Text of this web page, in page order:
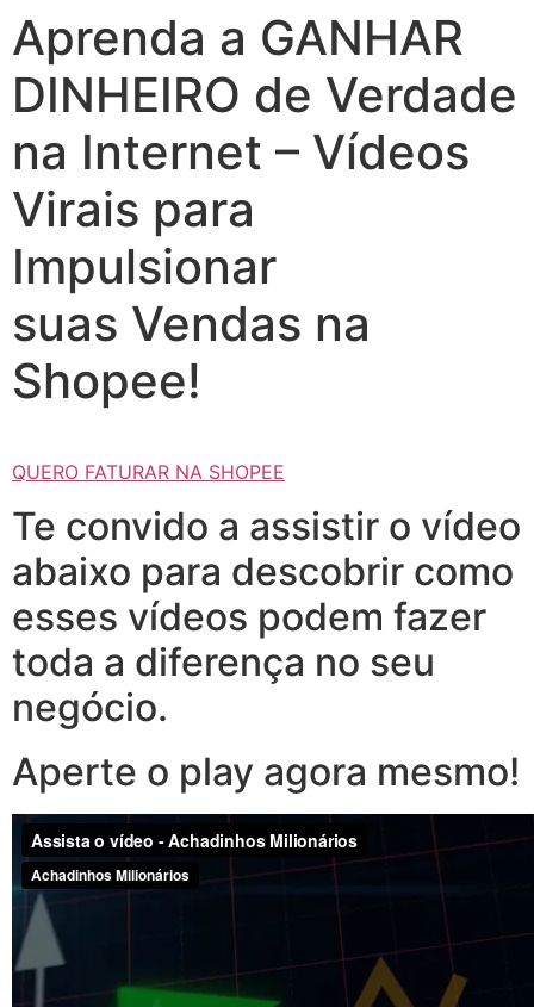
Aprenda a GANHAR
DINHEIRO de Verdade
na Internet – Vídeos
Virais para
Impulsionar
suas Vendas na
Shopee!
QUERO FATURAR NA SHOPEE
Te convido a assistir o vídeo
abaixo para descobrir como
esses vídeos podem fazer
toda a diferença no seu
negócio.
Aperte o play agora mesmo!